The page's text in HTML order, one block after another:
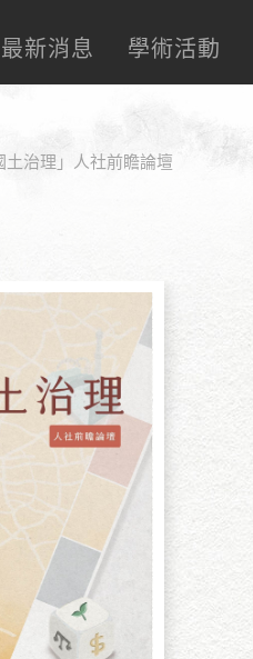
最新消息 學術活動
土治理」人社前瞻論壇